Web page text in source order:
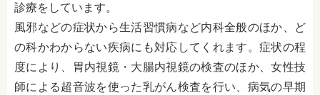
診療をしています。
風邪などの症状から生活習慣病など内科全般のほか、ど
の科かわからない疾病にも対応してくれます。症状の程
度により、胃内視鏡・大腸内視鏡の検査のほか、女性技
師による超音波を使った乳がん検査を行い、病気の早期